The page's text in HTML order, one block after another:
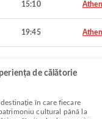
15:10
19:45
de călătorie
în care fiecare
cultural până la